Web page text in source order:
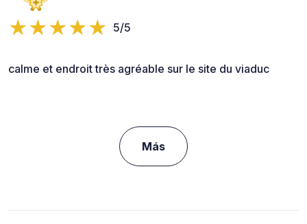
5/5
calme et endroit très agréable sur le site du viaduc
Más